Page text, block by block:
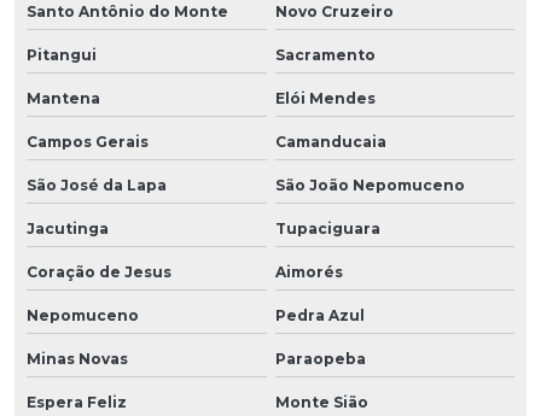
Santo Antônio do Monte Novo Cruzeiro
Pitangui Sacramento
Mantena Elói Mendes
Campos Gerais Camanducaia
São José da Lapa São João Nepomuceno
Jacutinga Tupaciguara
Coração de Jesus Aimorés
Nepomuceno Pedra Azul
Minas Novas Paraopeba
Espera Feliz Monte Sião